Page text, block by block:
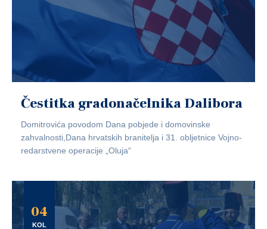
Čestitka gradonačelnika Dalibora
Domitrovića povodom Dana pobjede i domovinske
zahvalnosti,Dana hrvatskih branitelja i 31. obljetnice Vojno-
redarstvene operacije „Oluja“
04
KOL